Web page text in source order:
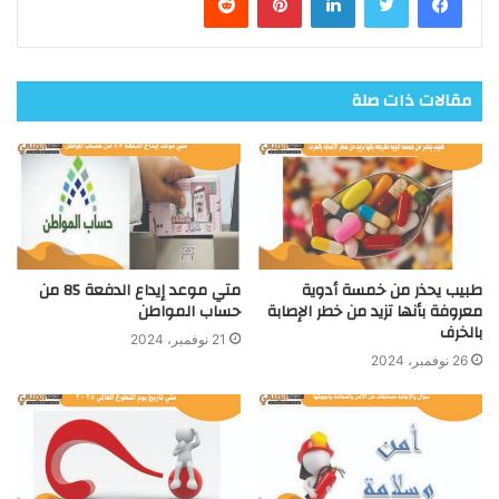
مقالات ذات صلة
طبيب يحذر من خمسة أدوية
معروفة بأنها تزيد من خطر الإصابة
بالخرف
26 نوفمبر، 2024
متي موعد إيداع الدفعة 85 من
حساب المواطن
21 نوفمبر، 2024